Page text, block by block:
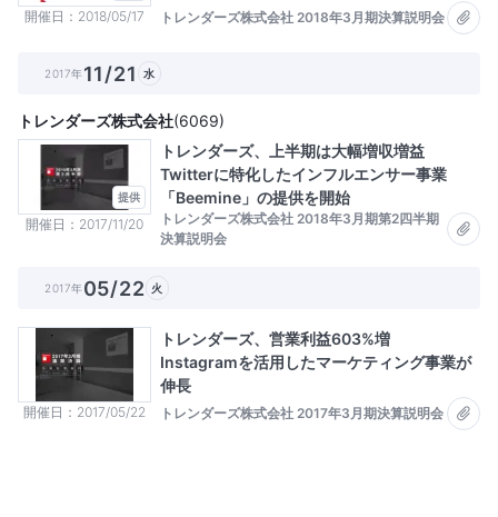
開催日 2018/05/17 トレンダーズ株式会社 2018年3月期決算説明会
2017年11/21 水
提供
開催日 2017/11/20
トレンダーズ株式会社(6069)
トレンダーズ、上半期は大幅増収増益
Twitterに特化したインフルエンサー事業
「Beemine」の提供を開始
トレンダーズ株式会社 2018年3月期第2四半期
決算説明会
2017年05/22 火
開催日 2017/05/22
トレンダーズ、営業利益603%増
Instagramを活用したマーケティング事業が
伸長
トレンダーズ株式会社 2017年3月期決算説明会